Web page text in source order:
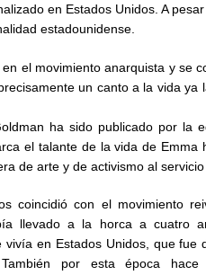
en Estados Unidos. A
estadounidense.
el movimiento anarquista y se
un canto a la vida
ha sido publicado por la
el talante de la vida de Emma
de arte y de activismo al servicio
coincidió con el movimiento
llevado a la horca a cuatro
vivía en Estados Unidos, que
por esta época